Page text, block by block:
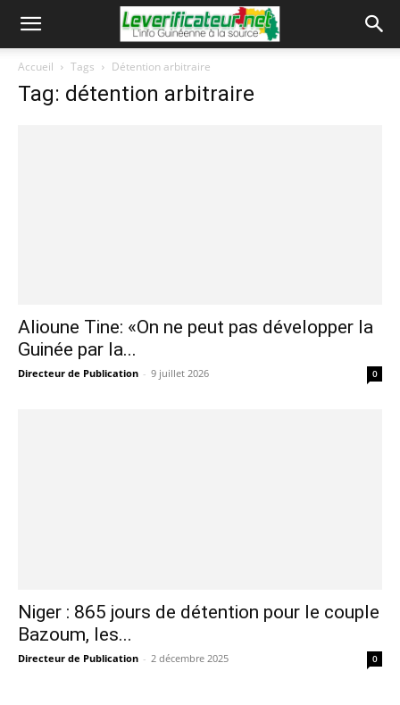
Accueil Tags Détention arbitraire
Tag: détention arbitraire
Alioune Tine: «On ne peut pas développer la
Guinée par la...
Directeur de Publication - 9 juillet 2026 0
Niger : 865 jours de détention pour le couple
Bazoum, les...
Directeur de Publication - 2 décembre 2025 0